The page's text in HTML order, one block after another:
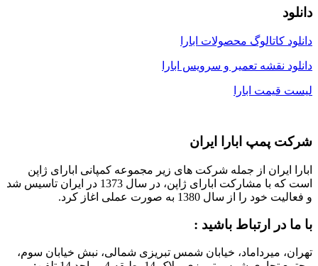
دانلود
دانلود کاتالوگ محصولات ابارا
دانلود نقشه تعمیر و سرویس ابارا
لیست قیمت ابارا
شرکت پمپ ابارا ایران
ابارا ایران از جمله شرکت های زیر مجموعه کمپانی ابارای ژاپن
است که با مشارکت ابارای ژاپن، در سال 1373 در ایران تاسیس شد
و فعالیت خود را از سال 1380 به صورت عملی اغاز کرد.
با ما در ارتباط باشید :
تهران، میرداماد، خیابان شمس تبریزی شمالی، نبش خیابان سوم،